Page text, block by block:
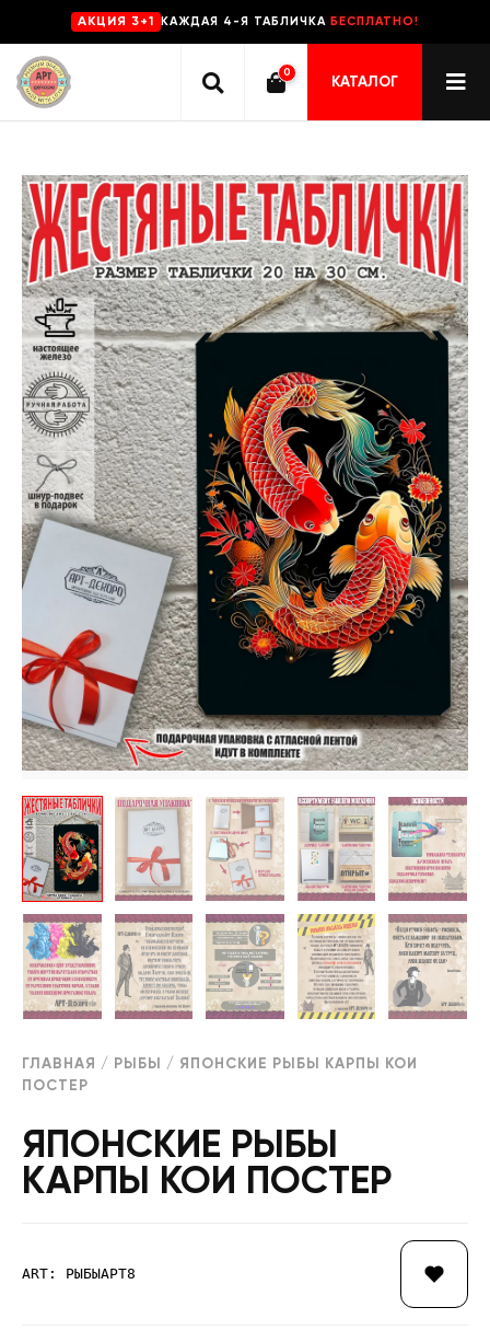
AKЦИЯ 3+1 КАЖДАЯ 4-Я ТАБЛИЧКА БЕСПЛАТНО!
0
КАТАЛОГ
ГЛАВНАЯ / РЫБЫ
/ ЯПОНСКИЕ РЫБЫ КАРПЫ КОИ
ПОСТЕР
ЯПОНСКИЕ РЫБЫ
КАРПЫ КОИ ПОСТЕР
ART: РЫБЫАРТ8